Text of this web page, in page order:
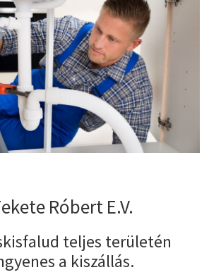
Róbert E.V.
teljes területén
a kiszállás.